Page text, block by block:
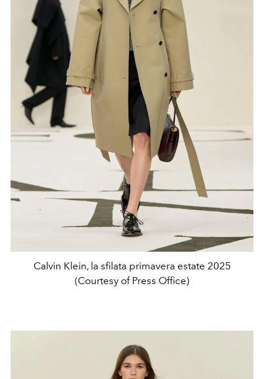
Calvin Klein, la sfilata primavera estate 2025
(Courtesy of Press Office)